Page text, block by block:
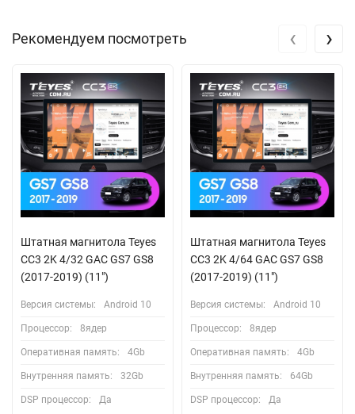
Рекомендуем посмотреть
Штатная магнитола Teyes
CC3 2K 4/32 GAC GS7 GS8
(2017-2019) (11")
Версия системы: Android 10
Процессор: 8ядер
Оперативная память: 4Gb
Внутренняя память: 32Gb
DSP процессор: Да
Штатная магнитола Teyes
CC3 2K 4/64 GAC GS7 GS8
(2017-2019) (11")
Версия системы: Android 10
Процессор: 8ядер
Оперативная память: 4Gb
Внутренняя память: 64Gb
DSP процессор: Да
‹ ›